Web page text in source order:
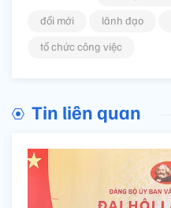
đổi mới
lãnh đạo
tổ chức công việc
Tin liên quan